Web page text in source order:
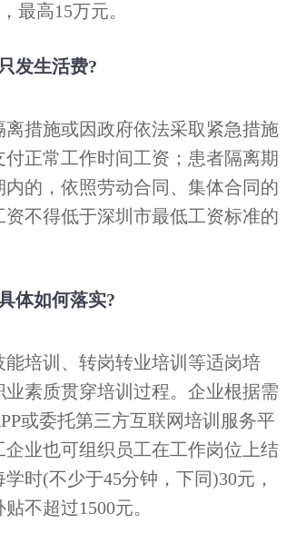
最高15万元。
发生活费?
措施或因政府依法采取紧急措施
正常工作时间工资；患者隔离期
的，依照劳动合同、集体合同的
不得低于深圳市最低工资标准的
体如何落实?
培训、转岗转业培训等适岗培
素质贯穿培训过程。企业根据需
或委托第三方互联网培训服务平
业也可组织员工在工作岗位上结
时(不少于45分钟，下同)30元，
不超过1500元。